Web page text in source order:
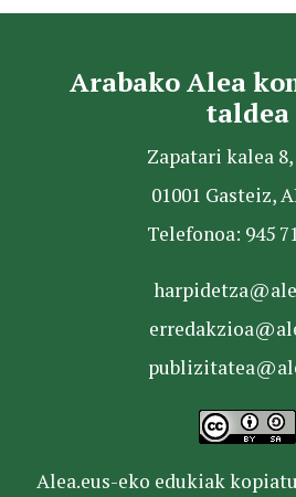
Arabako Alea
taldea
Zapatari kalea 8,
01001 Gasteiz,
Telefonoa: 945
Alea.eus-eko edukiak